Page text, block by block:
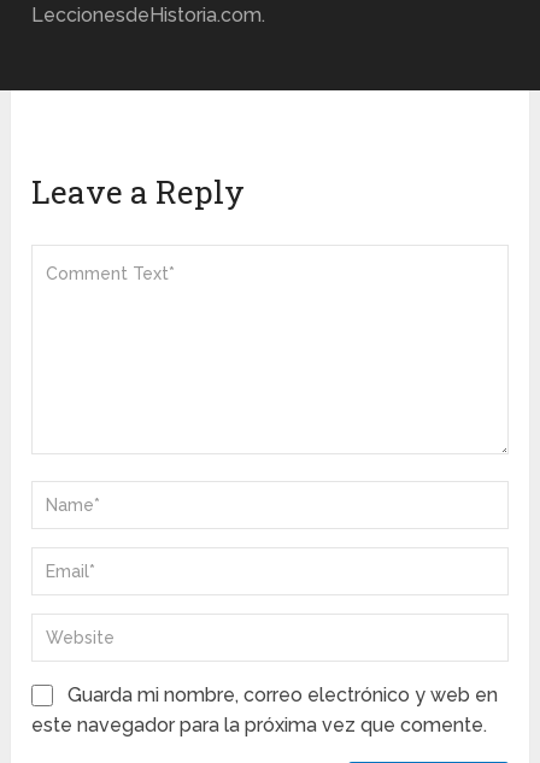
LeccionesdeHistoria.com.
Leave a Reply
Guarda mi nombre, correo electrónico y web en
este navegador para la próxima vez que comente.